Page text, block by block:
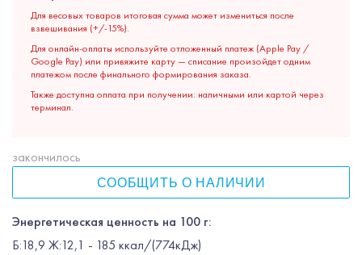
Для весовых товаров итоговая сумма может измениться после
взвешивания (+/-15%).
Для онлайн-оплаты используйте отложенный платеж (Apple Pay /
Google Pay) или привяжите карту — списание произойдет одним
платежом после финального формирования заказа.
Также доступна оплата при получении: наличными или картой через
терминал.
Энергетическая ценность на 100 г:
Б:18,9 Ж:12,1 - 185 ккал/(774кДж)
закончилось
СООБЩИТЬ О НАЛИЧИИ